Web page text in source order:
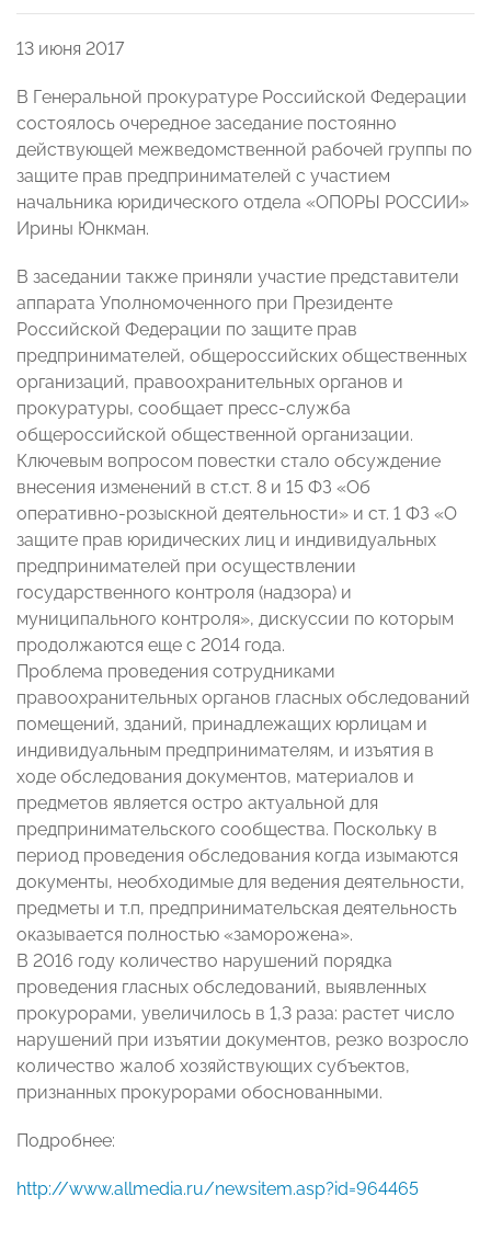
13 июня 2017
В Генеральной прокуратуре Российской Федерации
состоялось очередное заседание постоянно
действующей межведомственной рабочей группы по
защите прав предпринимателей с участием
начальника юридического отдела «ОПОРЫ РОССИИ»
Ирины Юнкман.
В заседании также приняли участие представители
аппарата Уполномоченного при Президенте
Российской Федерации по защите прав
предпринимателей, общероссийских общественных
организаций, правоохранительных органов и
прокуратуры, сообщает пресс-служба
общероссийской общественной организации.
Ключевым вопросом повестки стало обсуждение
внесения изменений в ст.ст. 8 и 15 ФЗ «Об
оперативно-розыскной деятельности» и ст. 1 ФЗ «О
защите прав юридических лиц и индивидуальных
предпринимателей при осуществлении
государственного контроля (надзора) и
муниципального контроля», дискуссии по которым
продолжаются еще с 2014 года.
Проблема проведения сотрудниками
правоохранительных органов гласных обследований
помещений, зданий, принадлежащих юрлицам и
индивидуальным предпринимателям, и изъятия в
ходе обследования документов, материалов и
предметов является остро актуальной для
предпринимательского сообщества. Поскольку в
период проведения обследования когда изымаются
документы, необходимые для ведения деятельности,
предметы и т.п, предпринимательская деятельность
оказывается полностью «заморожена».
В 2016 году количество нарушений порядка
проведения гласных обследований, выявленных
прокурорами, увеличилось в 1,3 раза: растет число
нарушений при изъятии документов, резко возросло
количество жалоб хозяйствующих субъектов,
признанных прокурорами обоснованными.
Подробнее:
http://www.allmedia.ru/newsitem.asp?id=964465